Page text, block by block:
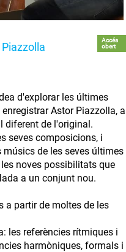
Accés
obert
d'explorar les últimes
Astor Piazzolla, a
diferent de l'original.
seves composicions, i
de les seves últimes
noves possibilitats que
a un conjunt nou.
a partir de moltes de les
les referències rítmiques i
harmòniques, formals i